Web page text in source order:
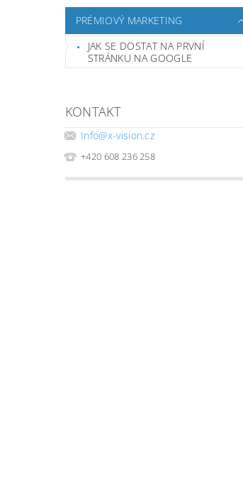
PRÉMIOVÝ MARKETING
JAK SE DOSTAT NA PRVNÍ
STRÁNKU NA GOOGLE
KONTAKT
Info@x-vision.cz
+420 608 236 258